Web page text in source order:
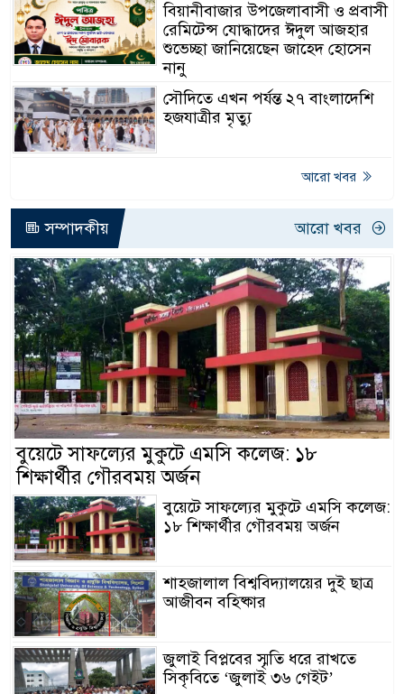
বিয়ানীবাজার উপজেলাবাসী ও প্রবাসী
রেমিটেন্স যোদ্ধাদের ঈদুল আজহার
শুভেচ্ছা জানিয়েছেন জাহেদ হোসেন
নানু
সৌদিতে এখন পর্যন্ত ২৭ বাংলাদেশি
হজযাত্রীর মৃত্যু
আরো খবর
সম্পাদকীয় আরো খবর
বুয়েটে সাফল্যের মুকুটে এমসি কলেজ: ১৮
শিক্ষার্থীর গৌরবময় অর্জন
বুয়েটে সাফল্যের মুকুটে এমসি কলেজ:
১৮ শিক্ষার্থীর গৌরবময় অর্জন
শাহজালাল বিশ্ববিদ্যালয়ের দুই ছাত্র
আজীবন বহিষ্কার
জুলাই বিপ্লবের স্মৃতি ধরে রাখতে
সিকৃবিতে ‘জুলাই ৩৬ গেইট’